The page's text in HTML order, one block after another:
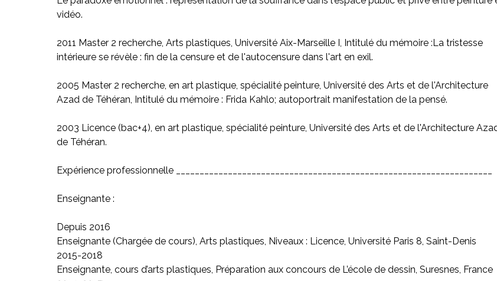
vidéo.
2011 Master 2 recherche, Arts plastiques, Université Aix-Marseille I, Intitulé du mémoire :La tristesse
intérieure se révèle : fin de la censure et de l'autocensure dans l'art en exil.
2005 Master 2 recherche, en art plastique, spécialité peinture, Université des Arts et de l'Architecture
Azad de Téhéran, Intitulé du mémoire : Frida Kahlo; autoportrait manifestation de la pensé.
2003 Licence (bac+4), en art plastique, spécialité peinture, Université des Arts et de l'Architecture
de Téhéran.
Expérience professionnelle ___________________________________________________________________
Enseignante :
Depuis 2016
Enseignante (Chargée de cours), Arts plastiques, Niveaux : Licence, Université Paris 8, Saint-Denis
2015-2018
Enseignante, cours d’arts plastiques, Préparation aux concours de L’école de dessin, Suresnes, France